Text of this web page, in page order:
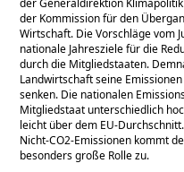
der Kommission für den
Wirtschaft. Die Vorschläge vom
nationale Jahresziele für die
durch die Mitgliedstaaten.
Landwirtschaft seine
senken. Die nationalen
Mitgliedstaat unterschiedlich
leicht über dem EU-
Nicht-CO2-Emissionen kommt
besonders große Rolle zu.